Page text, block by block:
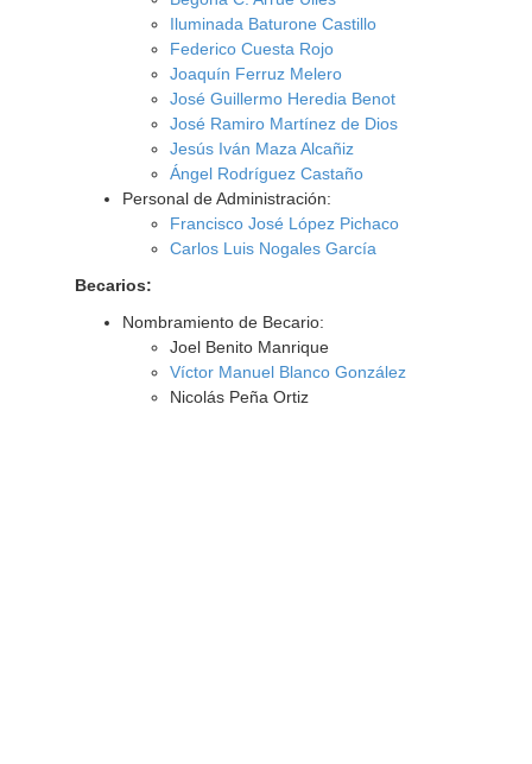
Iluminada Baturone Castillo
Federico Cuesta Rojo
Joaquín Ferruz Melero
José Guillermo Heredia Benot
José Ramiro Martínez de Dios
Jesús Iván Maza Alcañiz
Ángel Rodríguez Castaño
Personal de Administración:
Francisco José López Pichaco
Carlos Luis Nogales García
Becarios:
Nombramiento de Becario:
Joel Benito Manrique
Víctor Manuel Blanco González
Nicolás Peña Ortiz